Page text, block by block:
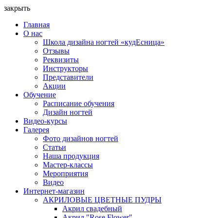
закрыть
Главная
О нас
Школа дизайна ногтей «кудЕсница»
Отзывы
Реквизиты
Инструкторы
Представители
Акции
Обучение
Расписание обучения
Дизайн ногтей
Видео-курсы
Галерея
Фото дизайнов ногтей
Статьи
Наша продукция
Мастер-классы
Мероприятия
Видео
Интернет-магазин
АКРИЛОВЫЕ ЦВЕТНЫЕ ПУДРЫ
Акрил свадебный